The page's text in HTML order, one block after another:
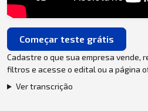
Começar teste grátis
Cadastre o que sua empresa vende,
filtros e acesse o edital ou a página
Ver transcrição